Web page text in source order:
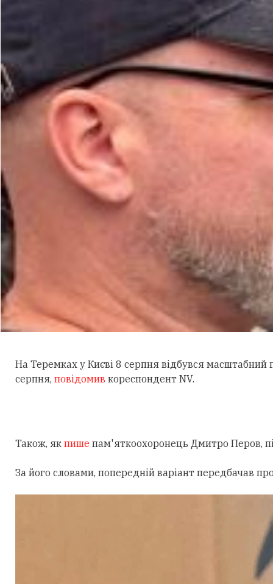
На Теремках у Києві 8 серпня відбувся масштабний
серпня, повідомив кореспондент NV.
Також, як пише пам'яткоохоронець Дмитро Перов,
За його словами, попередній варіант передбачав